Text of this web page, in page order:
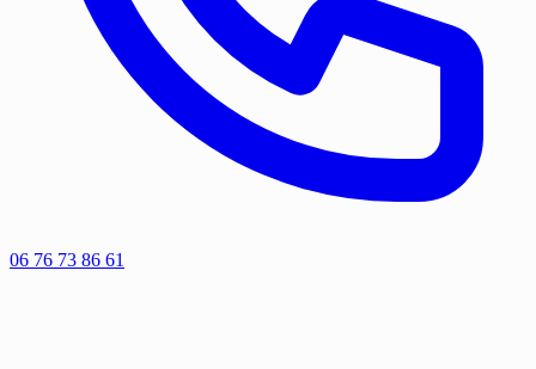
06 76 73 86 61